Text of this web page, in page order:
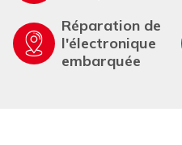
Réparation de
l'électronique
embarquée